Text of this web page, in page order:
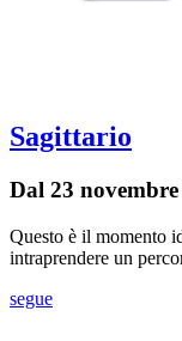
Sagittario
Dal 23
Questo è il momento
intraprendere un
segue